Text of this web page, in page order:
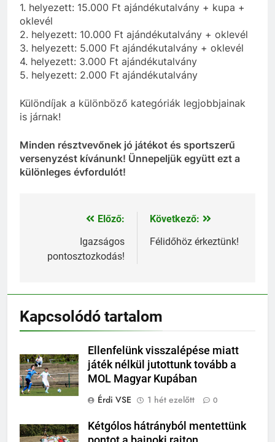
1. helyezett: 15.000 Ft ajándékutalvány + kupa +
oklevél
2. helyezett: 10.000 Ft ajándékutalvány + oklevél
3. helyezett: 5.000 Ft ajándékutalvány + oklevél
4. helyezett: 3.000 Ft ajándékutalvány
5. helyezett: 2.000 Ft ajándékutalvány
Különdíjak a különböző kategóriák legjobbjainak
is járnak!
Minden résztvevőnek jó játékot és sportszerű
versenyzést kívánunk! Ünnepeljük együtt ezt a
különleges évfordulót!
Bejegyzés
navigáció
Előző:
Igazságos
pontosztozkodás!
Következő:
Félidőhöz érkeztünk!
Kapcsolódó tartalom
Ellenfelünk visszalépése miatt
játék nélkül jutottunk tovább a
MOL Magyar Kupában
Érdi VSE
1 hét ezelőtt 0
Kétgólos hátrányból mentettünk